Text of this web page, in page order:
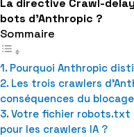
La directive Crawl-
bots d'Anthropic ?
Sommaire
Pourquoi Anthropic
Les trois crawlers
conséquences du blocage
Votre fichier
pour les crawlers IA ?